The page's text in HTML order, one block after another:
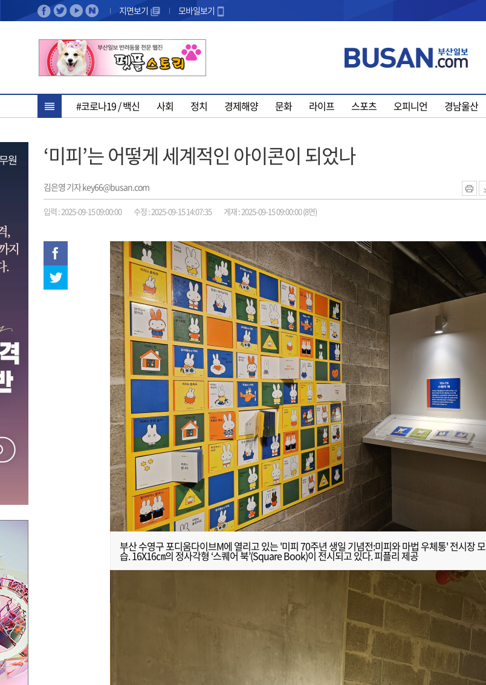
지면보기 모바일보기
#코로나19 / 백신 사회 정치 경제해양 문화 라이프 스포츠 오피니언 경남울산
‘미피’는 어떻게 세계적인 아이콘이 되었나
김은영 기자 key66@busan.com
입력 : 2025-09-15 09:00:00 수정 : 2025-09-15 14:07:35 게재 : 2025-09-15 09:00:00 (8면)
부산 수영구 포디움다이브M에 열리고 있는 '미피 70주년 생일 기념전:미피와 마법 우체통' 전시장 모
습. 16X16㎝의 정사각형 ‘스퀘어 북’(Square Book)이 전시되고 있다. 피플리 제공